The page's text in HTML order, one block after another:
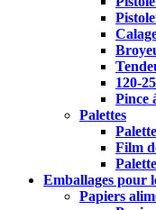
120-
Pince
Palettes
Film
Emballages pour
Papiers